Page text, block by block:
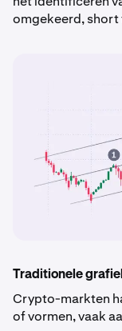
omgekeerd, short
Traditionele
Crypto-markten
of vormen, vaak